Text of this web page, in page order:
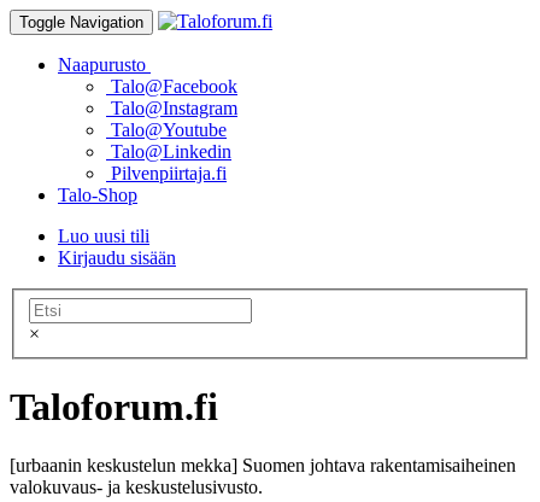
Toggle Navigation
Naapurusto
Talo@Facebook
Talo@Instagram
Talo@Youtube
Talo@Linkedin
Pilvenpiirtaja.fi
Talo-Shop
Luo uusi tili
Kirjaudu sisään
×
Taloforum.fi
[urbaanin keskustelun mekka] Suomen johtava rakentamisaiheinen
valokuvaus- ja keskustelusivusto.